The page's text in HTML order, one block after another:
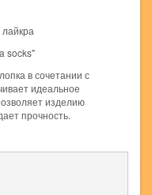
socks"
в сочетании с
идеальное
изделию
прочность.